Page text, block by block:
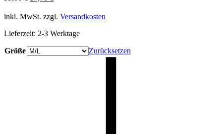
war:
ist:
inkl. MwSt. zzgl. Versandkosten
Lieferzeit: 2-3 Werktage
Größe Zurücksetzen